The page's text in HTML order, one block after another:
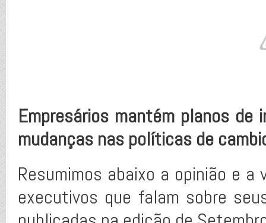
Empresários mantém planos
mudanças nas políticas de
Resumimos abaixo a opinião e
executivos que falam sobre